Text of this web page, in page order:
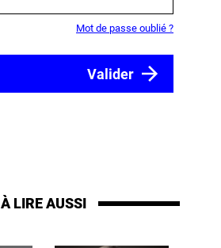
Mot de passe oublié ?
À LIRE AUSSI